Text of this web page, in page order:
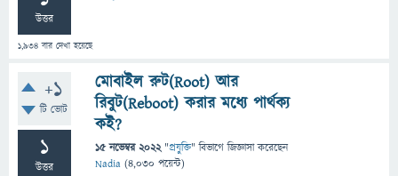
উত্তর
1,934 বার দেখা হয়েছে
+1
টি ভোট
1
উত্তর
মোবাইল রুট(Root) আর
রিবুট(Reboot) করার মধ্যে পার্থক্য
কই?
15 নভেম্বর 2022 "প্রযুক্তি" বিভাগে জিজ্ঞাসাকরেছেন
Nadia (4,030 পয়েন্ট)